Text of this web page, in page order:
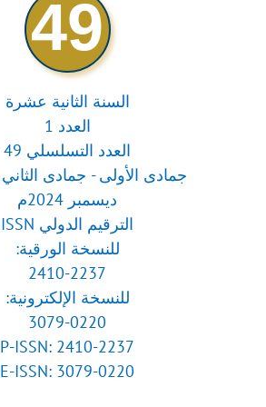
49
السنة الثانية عشرة
العدد 1
العدد التسلسلي 49
جمادى الأولى - جمادى الثاني 1446هـ
ديسمبر 2024م
الترقيم الدولي ISSN
للنسخة الورقية:
2410-2237
للنسخة الإلكترونية:
3079-0220
P-ISSN: 2410-2237
E-ISSN: 3079-0220